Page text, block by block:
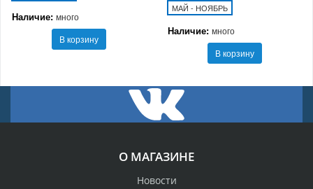
Наличие: много
В корзину
МАЙ - НОЯБРЬ
Наличие: много
В корзину
О МАГАЗИНЕ
Новости